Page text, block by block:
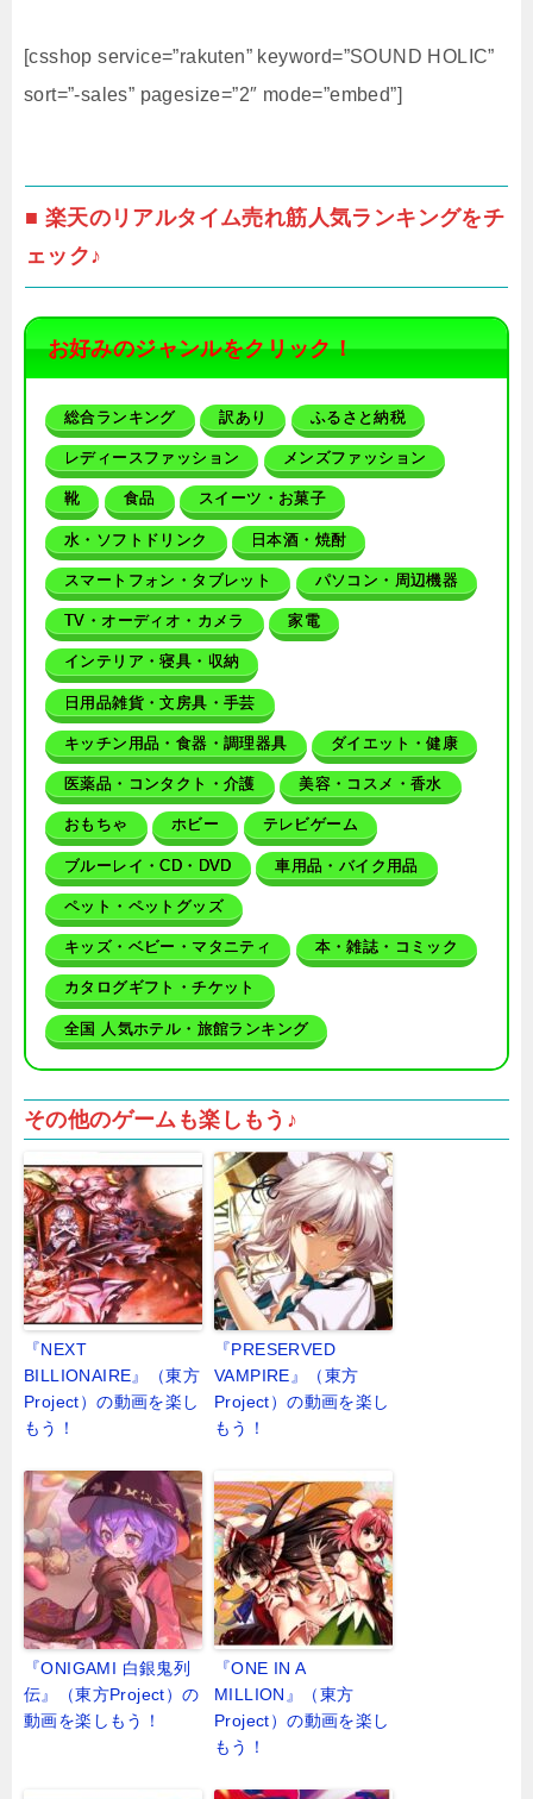
[csshop service=”rakuten” keyword=”SOUND HOLIC”
sort=”-sales” pagesize=”2″ mode=”embed”]
■ 楽天のリアルタイム売れ筋人気ランキングをチ
ェック♪
お好みのジャンルをクリック！
総合ランキング 訳あり ふるさと納税
レディースファッション メンズファッション
靴 食品 スイーツ・お菓子
水・ソフトドリンク 日本酒・焼酎
スマートフォン・タブレット パソコン・周辺機器
TV・オーディオ・カメラ 家電
インテリア・寝具・収納
日用品雑貨・文房具・手芸
キッチン用品・食器・調理器具 ダイエット・健康
医薬品・コンタクト・介護 美容・コスメ・香水
おもちゃ ホビー テレビゲーム
ブルーレイ・CD・DVD 車用品・バイク用品
ペット・ペットグッズ
キッズ・ベビー・マタニティ 本・雑誌・コミック
カタログギフト・チケット
全国 人気ホテル・旅館ランキング
その他のゲームも楽しもう♪
『NEXT
BILLIONAIRE』（東方
Project）の動画を楽し
もう！
『PRESERVED
VAMPIRE』（東方
Project）の動画を楽し
もう！
『ONIGAMI 白銀鬼列
伝』（東方Project）の
動画を楽しもう！
『ONE IN A
MILLION』（東方
Project）の動画を楽し
もう！